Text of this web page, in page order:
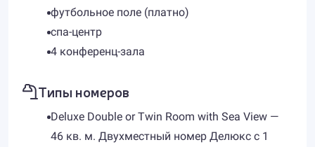
футбольное поле (платно)
спа-центр
4 конференц-зала
Типы номеров
Deluxe Double or Twin Room with Sea View —
46 кв. м. Двухместный номер Делюкс с 1